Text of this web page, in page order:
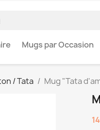
Mugs par Occasion
/ Tata Mug "Tata